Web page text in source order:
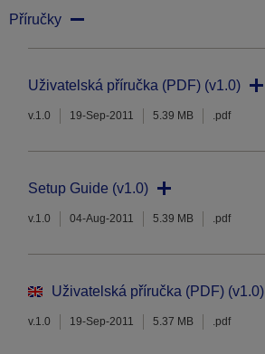
Příručky
Uživatelská příručka (PDF) (v1.0)
v.1.0 19-Sep-2011 5.39 MB .pdf
Setup Guide (v1.0)
v.1.0 04-Aug-2011 5.39 MB .pdf
Uživatelská příručka (PDF) (v1.0)
v.1.0 19-Sep-2011 5.37 MB .pdf